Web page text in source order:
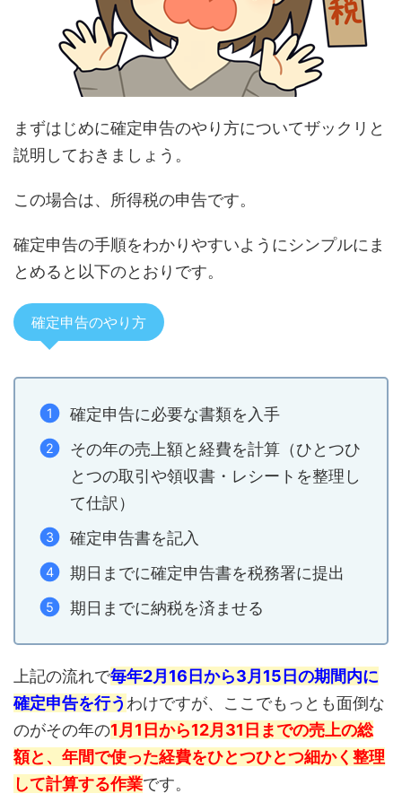
まずはじめに確定申告のやり方についてザックリと
説明しておきましょう。
この場合は、所得税の申告です。
確定申告の手順をわかりやすいようにシンプルにま
とめると以下のとおりです。
確定申告のやり方
確定申告に必要な書類を入手
その年の売上額と経費を計算（ひとつひ
とつの取引や領収書・レシートを整理し
て仕訳）
確定申告書を記入
期日までに確定申告書を税務署に提出
期日までに納税を済ませる
上記の流れで毎年2月16日から3月15日の期間内に
確定申告を行う わけですが、ここでもっとも面倒な
のがその年の1月1日から12月31日までの売上の総
額と、年間で使った経費をひとつひとつ細かく整理
して計算する作業です。